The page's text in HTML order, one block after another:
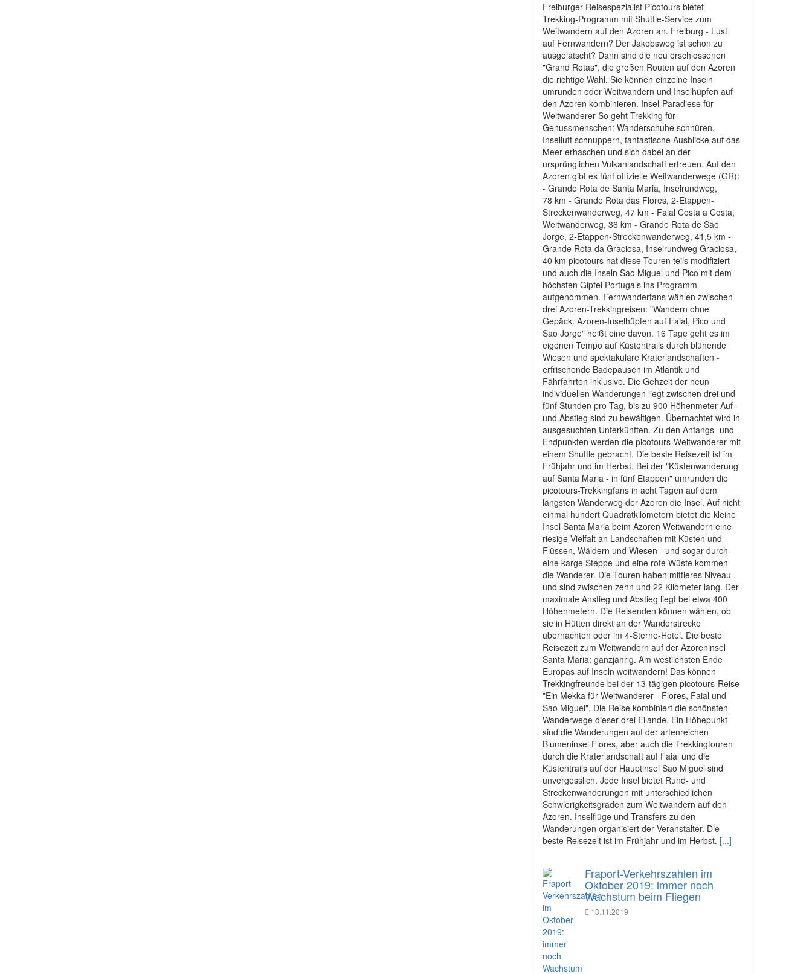
Freiburger Reisespezialist Picotours bietet
Trekking-Programm mit Shuttle-Service zum
Weitwandern auf den Azoren an. Freiburg - Lust
auf Fernwandern? Der Jakobsweg ist schon zu
ausgelatscht? Dann sind die neu erschlossenen
"Grand Rotas", die großen Routen auf den Azoren
die richtige Wahl. Sie können einzelne Inseln
umrunden oder Weitwandern und Inselhüpfen auf
den Azoren kombinieren. Insel-Paradiese für
Weitwanderer So geht Trekking für
Genussmenschen: Wanderschuhe schnüren,
Inselluft schnuppern, fantastische Ausblicke auf das
Meer erhaschen und sich dabei an der
ursprünglichen Vulkanlandschaft erfreuen. Auf den
Azoren gibt es fünf offizielle Weitwanderwege (GR):
- Grande Rota de Santa Maria, Inselrundweg,
78 km - Grande Rota das Flores, 2-Etappen-
Streckenwanderweg, 47 km - Faial Costa a Costa,
Weitwanderweg, 36 km - Grande Rota de São
Jorge, 2-Etappen-Streckenwanderweg, 41,5 km -
Grande Rota da Graciosa, Inselrundweg Graciosa,
40 km picotours hat diese Touren teils modifiziert
und auch die Inseln Sao Miguel und Pico mit dem
höchsten Gipfel Portugals ins Programm
aufgenommen. Fernwanderfans wählen zwischen
drei Azoren-Trekkingreisen: "Wandern ohne
Gepäck. Azoren-Inselhüpfen auf Faial, Pico und
Sao Jorge" heißt eine davon. 16 Tage geht es im
eigenen Tempo auf Küstentrails durch blühende
Wiesen und spektakuläre Kraterlandschaften -
erfrischende Badepausen im Atlantik und
Fährfahrten inklusive. Die Gehzeit der neun
individuellen Wanderungen liegt zwischen drei und
fünf Stunden pro Tag, bis zu 900 Höhenmeter Auf-
und Abstieg sind zu bewältigen. Übernachtet wird in
ausgesuchten Unterkünften. Zu den Anfangs- und
Endpunkten werden die picotours-Weitwanderer mit
einem Shuttle gebracht. Die beste Reisezeit ist im
Frühjahr und im Herbst. Bei der "Küstenwanderung
auf Santa Maria - in fünf Etappen" umrunden die
picotours-Trekkingfans in acht Tagen auf dem
längsten Wanderweg der Azoren die Insel. Auf nicht
einmal hundert Quadratkilometern bietet die kleine
Insel Santa Maria beim Azoren Weitwandern eine
riesige Vielfalt an Landschaften mit Küsten und
Flüssen, Wäldern und Wiesen - und sogar durch
eine karge Steppe und eine rote Wüste kommen
die Wanderer. Die Touren haben mittleres Niveau
und sind zwischen zehn und 22 Kilometer lang. Der
maximale Anstieg und Abstieg liegt bei etwa 400
Höhenmetern. Die Reisenden können wählen, ob
sie in Hütten direkt an der Wanderstrecke
übernachten oder im 4-Sterne-Hotel. Die beste
Reisezeit zum Weitwandern auf der Azoreninsel
Santa Maria: ganzjährig. Am westlichsten Ende
Europas auf Inseln weitwandern! Das können
Trekkingfreunde bei der 13-tägigen picotours-Reise
"Ein Mekka für Weitwanderer - Flores, Faial und
Sao Miguel". Die Reise kombiniert die schönsten
Wanderwege dieser drei Eilande. Ein Höhepunkt
sind die Wanderungen auf der artenreichen
Blumeninsel Flores, aber auch die Trekkingtouren
durch die Kraterlandschaft auf Faial und die
Küstentrails auf der Hauptinsel Sao Miguel sind
unvergesslich. Jede Insel bietet Rund- und
Streckenwanderungen mit unterschiedlichen
Schwierigkeitsgraden zum Weitwandern auf den
Azoren. Inselflüge und Transfers zu den
Wanderungen organisiert der Veranstalter. Die
beste Reisezeit ist im Frühjahr und im Herbst. [...]
Fraport-Verkehrszahlen im
Oktober 2019: immer noch
Wachstum beim Fliegen
13.11.2019